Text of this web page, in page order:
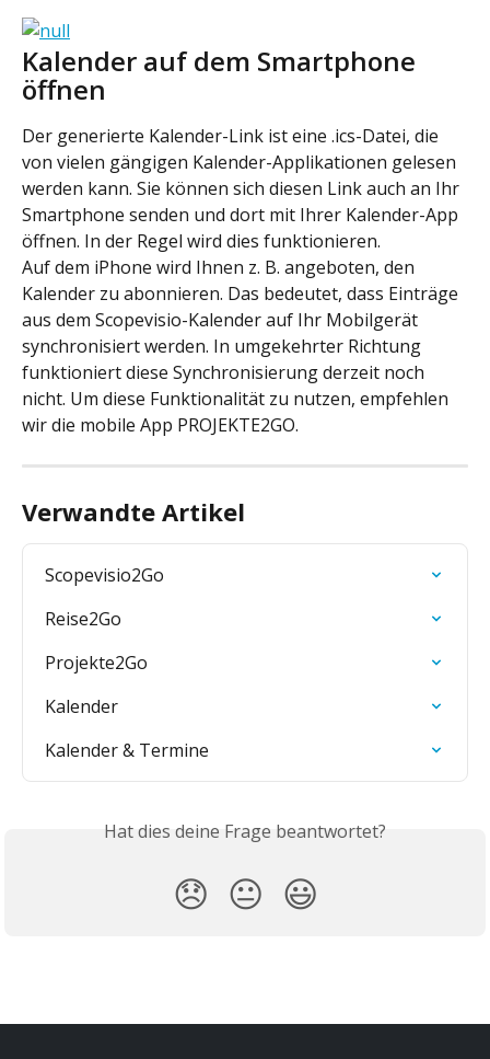
Kalender auf dem Smartphone
öffnen
Der generierte Kalender-Link ist eine .ics-Datei, die
von vielen gängigen Kalender-Applikationen gelesen
werden kann. Sie können sich diesen Link auch an Ihr
Smartphone senden und dort mit Ihrer Kalender-App
öffnen. In der Regel wird dies funktionieren.
Auf dem iPhone wird Ihnen z. B. angeboten, den
Kalender zu abonnieren. Das bedeutet, dass Einträge
aus dem Scopevisio-Kalender auf Ihr Mobilgerät
synchronisiert werden. In umgekehrter Richtung
funktioniert diese Synchronisierung derzeit noch
nicht. Um diese Funktionalität zu nutzen, empfehlen
wir die mobile App PROJEKTE2GO.
Verwandte Artikel
Scopevisio2Go
Reise2Go
Projekte2Go
Kalender
Kalender & Termine
Hat dies deine Frage beantwortet?
😞 😐 😃